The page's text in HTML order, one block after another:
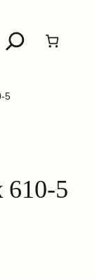
5
610-5